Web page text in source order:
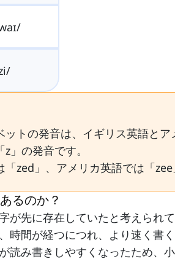
ットの発音は、イギリス英語と
」の発音です。
zed」、アメリカ英語では「zee
るのか？
が先に存在していたと考えられ
時間が経つにつれ、より速く書
読み書きしやすくなったため、